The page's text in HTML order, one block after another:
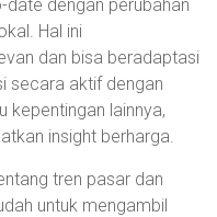
dengan perubahan
Hal ini
dan bisa beradaptasi
secara aktif dengan
kepentingan lainnya,
insight berharga.
tren pasar dan
untuk mengambil